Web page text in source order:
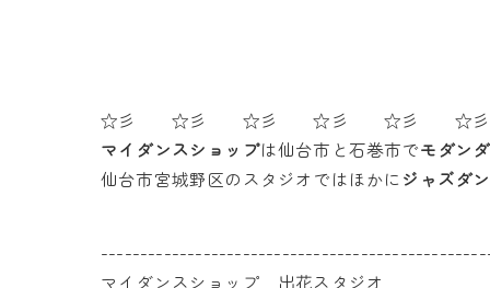
☆彡 ☆彡 ☆彡 ☆彡 ☆彡 ☆
マイダンスショップは仙台市と石巻市でモダン
仙台市宮城野区のスタジオではほかにジャズダ
マイダンスショップ 出花スタジオ